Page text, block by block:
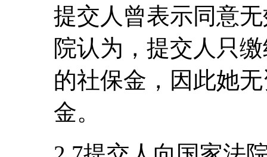
提交人曾表示同意
院认为，提交人只
的社保金，因此她
金。